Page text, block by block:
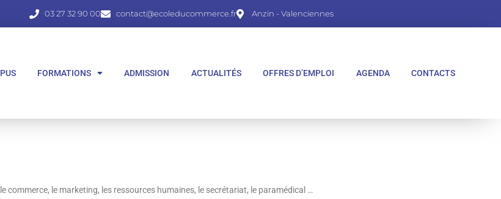
03 27 32 90 00 contact@ecoleducommerce.fr Anzin - Valenciennes
FORMATIONS ADMISSION ACTUALITÉS OFFRES D’EMPLOI AGENDA CONTACTS
commerce, le marketing, les ressources humaines, le secrétariat, le paramédical …